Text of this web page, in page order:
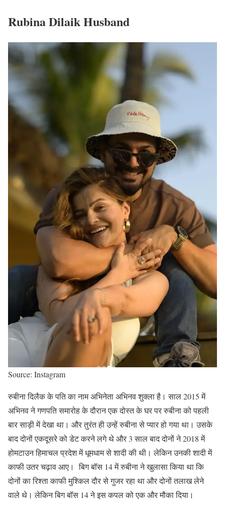
Rubina Dilaik Husband
Source: Instagram
रुबीना दिलैक के पति का नाम अभिनेता अभिनव शुक्ला है। साल 2015 में
अभिनव ने गणपति समारोह के दौरान एक दोस्त के घर पर रुबीना को पहली
बार साड़ी में देखा था। और तुरंत ही उन्हें रुबीना से प्यार हो गया था। उसके
बाद दोनों एकदूसरे को डेट करने लगे थे और 3 साल बाद दोनों ने 2018 में
होमटाउन हिमाचल प्रदेश में धूमधाम से शादी की थी। लेकिन उनकी शादी में
काफी उतर चढ़ाव आए। बिग बॉस 14 में रुबीना ने खुलासा किया था कि
दोनों का रिश्ता काफी मुश्किल दौर से गुजर रहा था और दोनों तलाख लेने
वाले थे। लेकिन बिग बॉस 14 ने इस कपल को एक और मौका दिया।